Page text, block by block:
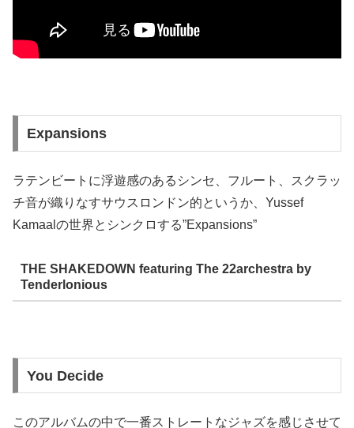
Expansions
ラテンビートに浮遊感のあるシンセ、フルート、スクラッ
チ音が織りなすサウスロンドン的というか、Yussef
Kamaalの世界とシンクロする”Expansions”
THE SHAKEDOWN featuring The 22archestra by
Tenderlonious
You Decide
このアルバムの中で一番ストレートなジャズを感じさせて